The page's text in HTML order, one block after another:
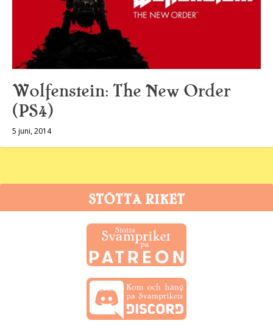
Wolfenstein: The New Order
(PS4)
5 juni, 2014
STÖTTA RIKET